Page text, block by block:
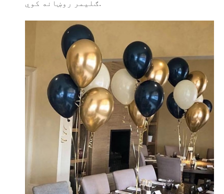
ګلیمر روښانه کوي.